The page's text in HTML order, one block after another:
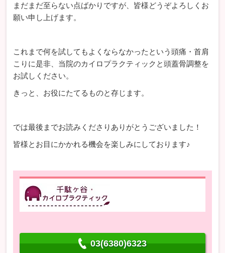
まだまだ至らない点ばかりですが、皆様どうぞよろしくお
願い申し上げます。
これまで何を試してもよくならなかったという頭痛・首肩
こりに是非、当院のカイロプラクティックと頭蓋骨調整を
お試しください。
きっと、お役にたてるものと存じます。
では最後までお読みくださりありがとうございました！
皆様とお目にかかれる機会を楽しみにしております♪
03(6380)6323